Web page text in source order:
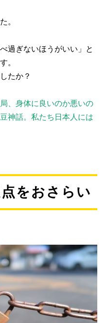
。
過ぎないほうがいい」と
。
たか？
、身体に良いのか悪いの
神話。私たち日本人には
点をおさらい